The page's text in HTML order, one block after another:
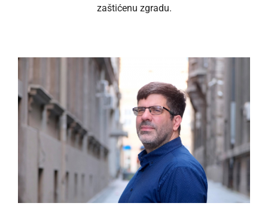
zaštićenu zgradu.